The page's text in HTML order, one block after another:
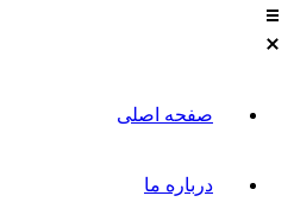
صفحه اصلی
درباره ما